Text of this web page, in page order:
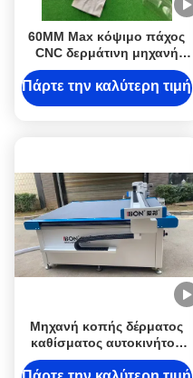
60MM Max κόψιμο πάχος
CNC δερμάτινη μηχανή
κοπής με 2200mm/s
ταχύτητα και ± 0,1mm
Πάρτε την καλύτερη τιμή
Μηχανή κοπής δέρματος
καθίσματος αυτοκινήτου
∆ιάλυση κοπής CNC